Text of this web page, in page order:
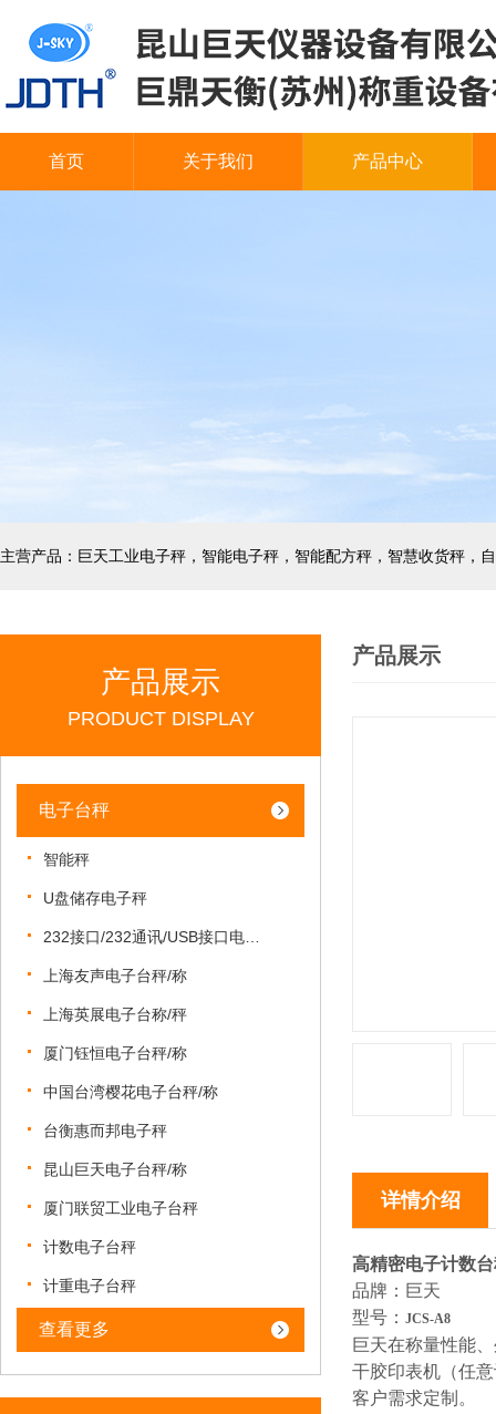
首页 关于我们 产品中心
产品展示
PRODUCT DISPLAY
电子台秤
智能秤
U盘储存电子秤
上海友声电子台秤/称
上海英展电子台称/秤
厦门钰恒电子台秤/称
中国台湾樱花电子台秤/称
台衡惠而邦电子秤
昆山巨天电子台秤/称
厦门联贸工业电子台秤
计数电子台秤
计重电子台秤
查看更多
产品展示
详情介绍
高精密电子计数
品牌：巨天
型号： JCS-A8
巨天在称量性能
干胶印表机（任
客户需求定制。